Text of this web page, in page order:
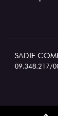
SADIF
09.348.217/